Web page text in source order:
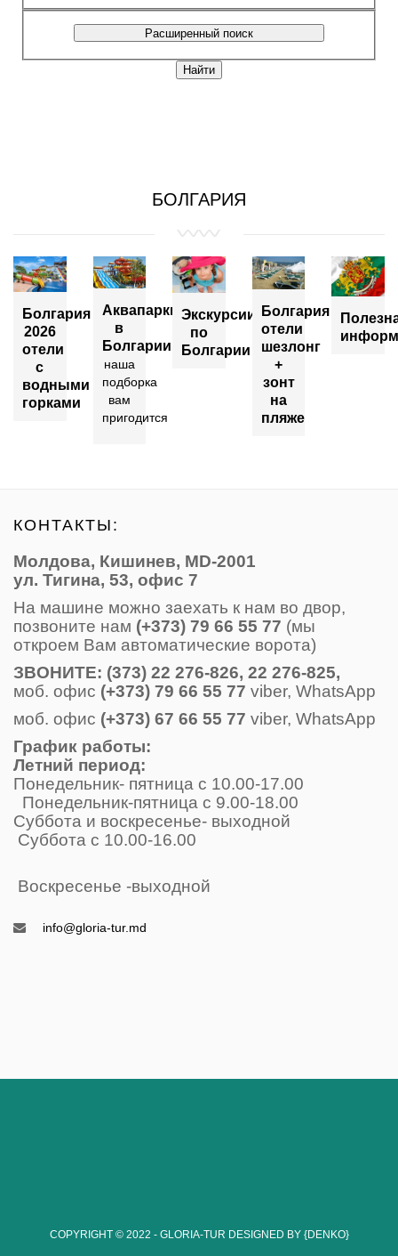
БОЛГАРИЯ
Болгария
2026
отели
с
водными
горками
Аквапарки
в
Болгарии
наша
подборка
вам
пригодится
Экскурсии
по
Болгарии
Болгария
отели
шезлонг
+
зонт
на
пляже
КОНТАКТЫ:
Молдова, Кишинев, MD-2001
ул. Тигина, 53, офис 7
На машине можно заехать к нам во двор,
позвоните нам (+373) 79 66 55 77 (мы
откроем Вам автоматические ворота)
ЗВОНИТE: (373) 22 276-826, 22 276-825,
моб. офис (+373) 79 66 55 77 viber, WhatsApp
моб. офис (+373) 67 66 55 77 viber, WhatsApp
График работы:
Летний период:
Понедельник- пятница с 10.00-17.00
Понедельник-пятница с 9.00-18.00
Суббота и воскресенье- выходной
Суббота с 10.00-16.00
Воскресенье -выходной
info@gloria-tur.md
COPYRIGHT © 2022 - GLORIA-TUR DESIGNED BY {DENKO}